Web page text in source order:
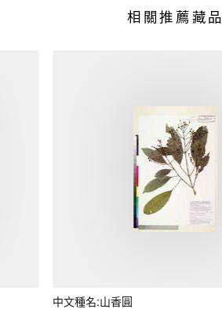
相關推薦藏品
中文種名:山香圓